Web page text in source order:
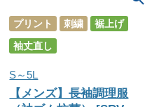
プリント 刺繍
裾上げ
袖丈直し
S～5L
【メンズ】長袖調理服